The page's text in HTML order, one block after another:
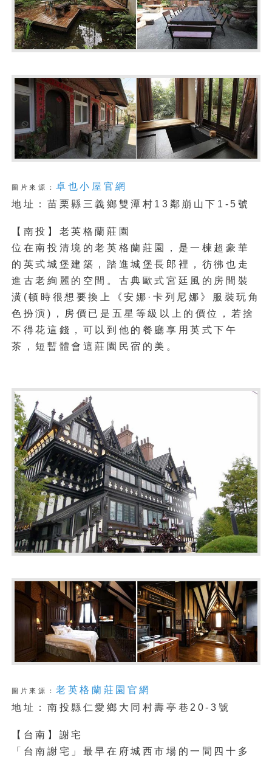
圖片來源：卓也小屋官網
地址：苗栗縣三義鄉雙潭村13鄰崩山下1-5號
【南投】老英格蘭莊園
位在南投清境的老英格蘭莊園，是一楝超豪華
的英式城堡建築，踏進城堡長郎裡，彷彿也走
進古老絢麗的空間。古典歐式宮廷風的房間裝
潢(頓時很想要換上《安娜·卡列尼娜》服裝玩角
色扮演)，房價已是五星等級以上的價位，若捨
不得花這錢，可以到他的餐廳享用英式下午
茶，短暫體會這莊園民宿的美。
圖片來源：老英格蘭莊園官網
地址：南投縣仁愛鄉大同村壽亭巷20-3號
【台南】謝宅
「台南謝宅」最早在府城西市場的一間四十多